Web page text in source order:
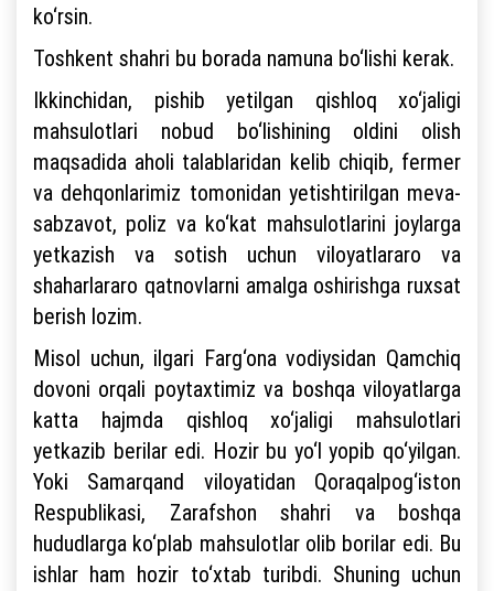
ko‘rsin.
Toshkent shahri bu borada namuna bo‘lishi kerak.
Ikkinchidan, pishib yetilgan qishloq xo‘jaligi
mahsulotlari nobud bo‘lishining oldini olish
maqsadida aholi talablaridan kelib chiqib, fermer
va dehqonlarimiz tomonidan yetishtirilgan meva-
sabzavot, poliz va ko‘kat mahsulotlarini joylarga
yetkazish va sotish uchun viloyatlararo va
shaharlararo qatnovlarni amalga oshirishga ruxsat
berish lozim.
Misol uchun, ilgari Farg‘ona vodiysidan Qamchiq
dovoni orqali poytaxtimiz va boshqa viloyatlarga
katta hajmda qishloq xo‘jaligi mahsulotlari
yetkazib berilar edi. Hozir bu yo‘l yopib qo‘yilgan.
Yoki Samarqand viloyatidan Qoraqalpog‘iston
Respublikasi, Zarafshon shahri va boshqa
hududlarga ko‘plab mahsulotlar olib borilar edi. Bu
ishlar ham hozir to‘xtab turibdi. Shuning uchun